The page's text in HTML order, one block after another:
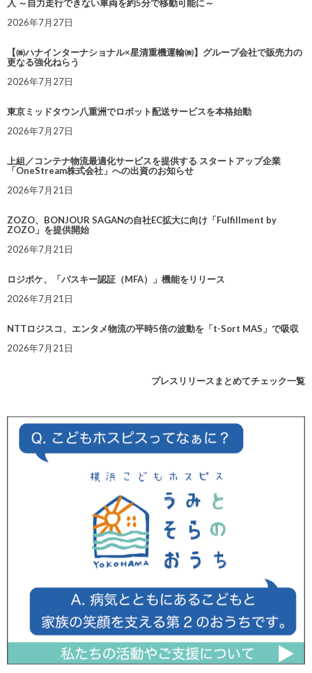
入 ～自力走行できない車両を約5分で移動可能に～
2026年7月27日
【㈱ハナインターナショナル×星清重機運輸㈱】グループ会社で販売力の
更なる強化ねらう
2026年7月27日
東京ミッドタウン八重洲でロボット配送サービスを本格始動
2026年7月27日
上組／コンテナ物流最適化サービスを提供する スタートアップ企業
「OneStream株式会社」への出資のお知らせ
2026年7月21日
ZOZO、BONJOUR SAGANの自社EC拡大に向け「Fulfillment by
ZOZO」を提供開始
2026年7月21日
ロジポケ、「パスキー認証（MFA）」機能をリリース
2026年7月21日
NTTロジスコ、エンタメ物流の平時5倍の波動を「t-Sort MAS」で吸収
2026年7月21日
プレスリリースまとめてチェック一覧